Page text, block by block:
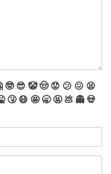
🤓 😎 🤡🤠 😟 😕 😖 😫
🤧 😷 🤩 🥱 🤬 💩 👻 💀